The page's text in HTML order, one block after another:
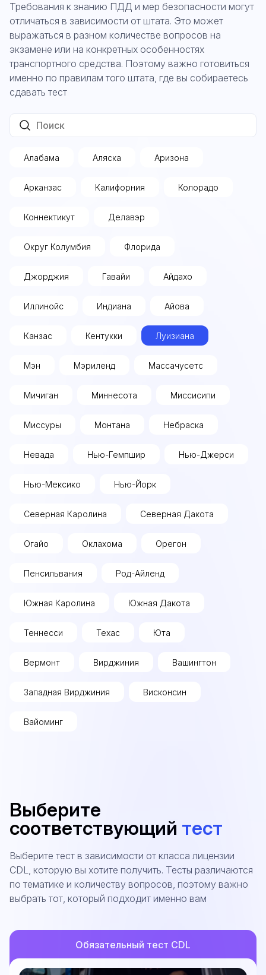
Требования к знанию ПДД и мер безопасности могут
отличаться в зависимости от штата. Это может
выражаться в разном количестве вопросов на
экзамене или на конкретных особенностях
транспортного средства. Поэтому важно готовиться
именно по правилам того штата, где вы собираетесь
сдавать тест
Алабама Аляска Аризона
Арканзас Калифорния Колорадо
Коннектикут Делавэр
Округ Колумбия Флорида
Джорджия Гавайи Айдахо
Иллинойс Индиана Айова
Канзас Кентукки Луизиана
Мэн Мэриленд Массачусетс
Мичиган Миннесота Миссисипи
Миссуры Монтана Небраска
Невада Нью-Гемпшир Нью-Джерси
Нью-Мексико Нью-Йорк
Северная Каролина Северная Дакота
Огайо Оклахома Орегон
Пенсильвания Род-Айленд
Южная Каролина Южная Дакота
Теннесси Техас Юта
Вермонт Вирджиния Вашингтон
Западная Вирджиния Висконсин
Вайоминг
Выберите
соответствующий тест
Выберите тест в зависимости от класса лицензии
CDL, которую вы хотите получить. Тесты различаются
по тематике и количеству вопросов, поэтому важно
выбрать тот, который подходит именно вам
Обязательный тест CDL